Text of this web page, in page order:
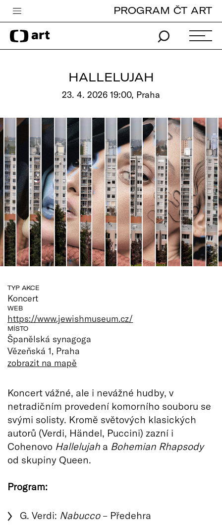
Česká televize
Zpravodajství
Pro děti
edu
Vše o ČT
PROGRAM ČT ART
HALLELUJAH
23. 4. 2026 19:00, Praha
TYP AKCE
Koncert
WEB
https://www.jewishmuseum.cz/
MÍSTO
Španělská synagoga
Vězeňská 1, Praha
zobrazit na mapě
Koncert vážné, ale i nevážné hudby, v
netradičním provedení komorního souboru se
svými solisty. Kromě světových klasických
autorů (Verdi, Händel, Puccini) zazní i
Cohenovo Hallelujah a Bohemian Rhapsody
od skupiny Queen.
Program:
G. Verdi: Nabucco– Předehra